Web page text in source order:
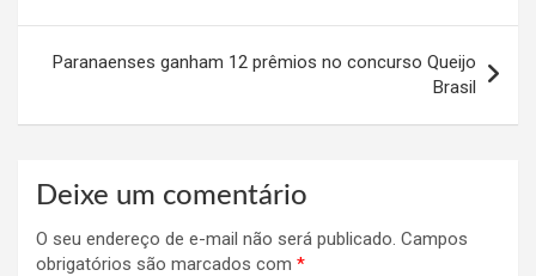
Post
Paranaenses ganham 12 prêmios no concurso Queijo
Brasil
Deixe um comentário
O seu endereço de e-mail não será publicado. Campos
obrigatórios são marcados com *